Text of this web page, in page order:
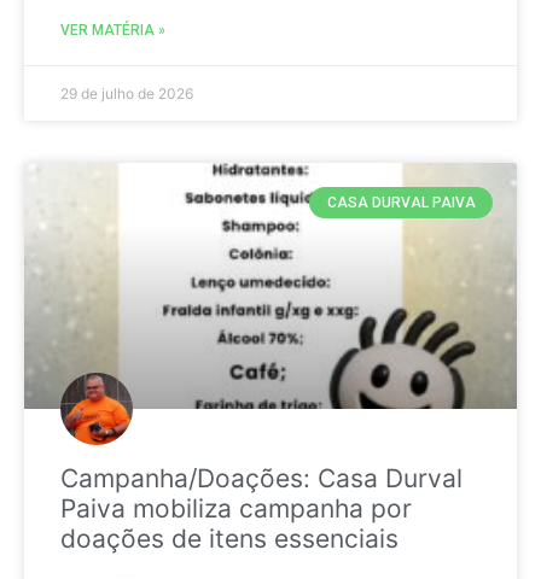
VER MATÉRIA »
29 de julho de 2026
CASA DURVAL PAIVA
Campanha/Doações: Casa Durval
Paiva mobiliza campanha por
doações de itens essenciais